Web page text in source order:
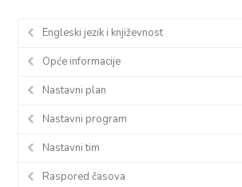
Engleski jezik i književnost
Opće informacije
Nastavni plan
Nastavni program
Nastavni tim
Raspored časova